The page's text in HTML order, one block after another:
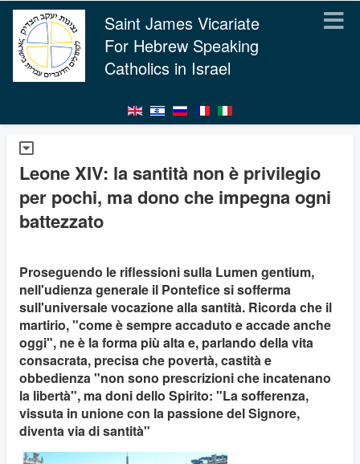
Saint James Vicariate
For Hebrew Speaking
Catholics in Israel
Leone XIV: la santità non è privilegio
per pochi, ma dono che impegna ogni
battezzato
Proseguendo le riflessioni sulla Lumen gentium,
nell'udienza generale il Pontefice si sofferma
sull'universale vocazione alla santità. Ricorda che il
martirio, "come è sempre accaduto e accade anche
oggi", ne è la forma più alta e, parlando della vita
consacrata, precisa che povertà, castità e
obbedienza "non sono prescrizioni che incatenano
la libertà", ma doni dello Spirito: "La sofferenza,
vissuta in unione con la passione del Signore,
diventa via di santità"